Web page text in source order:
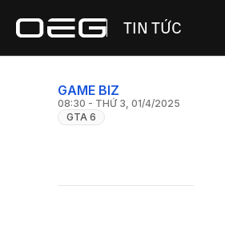
TIN TỨC
GAME BIZ
08:30 - THỨ 3, 01/4/2025
GTA 6